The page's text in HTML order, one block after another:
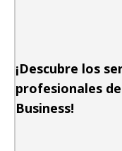
¡Descubre los
profesionales de
Business!